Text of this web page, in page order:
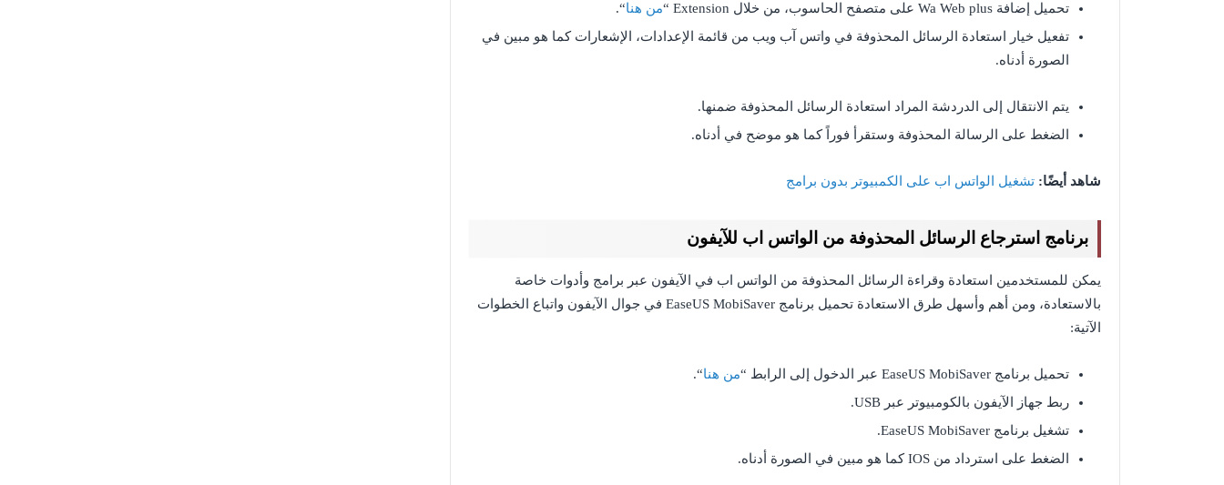
تحميل إضافة Wa Web plus على متصفح الحاسوب، من خلال Extension “
من هنا“.
تفعيل خيار استعادة الرسائل المحذوفة في واتس آب ويب من قائمة الإعدادات، الإشعارات كما هو مبين في
الصورة أدناه.
يتم الانتقال إلى الدردشة المراد استعادة الرسائل المحذوفة ضمنها.
الضغط على الرسالة المحذوفة وستقرأ فوراً كما هو موضح في أدناه.
شاهد أيضًا: تشغيل الواتس اب على الكمبيوتر بدون برامج
برنامج استرجاع الرسائل المحذوفة من الواتس اب للآيفون
يمكن للمستخدمين استعادة وقراءة الرسائل المحذوفة من الواتس اب في الآيفون عبر برامج وأدوات خاصة
بالاستعادة، ومن أهم وأسهل طرق الاستعادة تحميل برنامج EaseUS MobiSaver في جوال الآيفون واتباع الخطوات
الآتية:
تحميل برنامج EaseUS MobiSaver عبر الدخول إلى الرابط “ من هنا“.
ربط جهاز الآيفون بالكومبيوتر عبر USB.
تشغيل برنامج EaseUS MobiSaver.
الضغط على استرداد من IOS كما هو مبين في الصورة أدناه.